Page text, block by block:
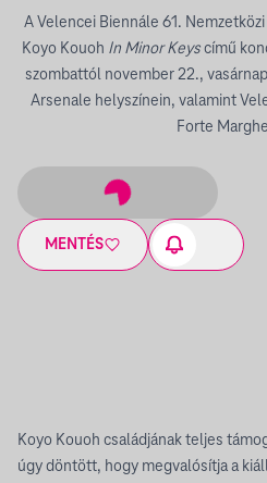
A Velencei Biennále 61.
Koyo Kouoh In Minor Keyscímű
szombattól november 22.,
Arsenale helyszínein, valamint
Forte
MENTÉS
Koyo Kouoh családjának teljes
úgy döntött, hogy megvalósítja a